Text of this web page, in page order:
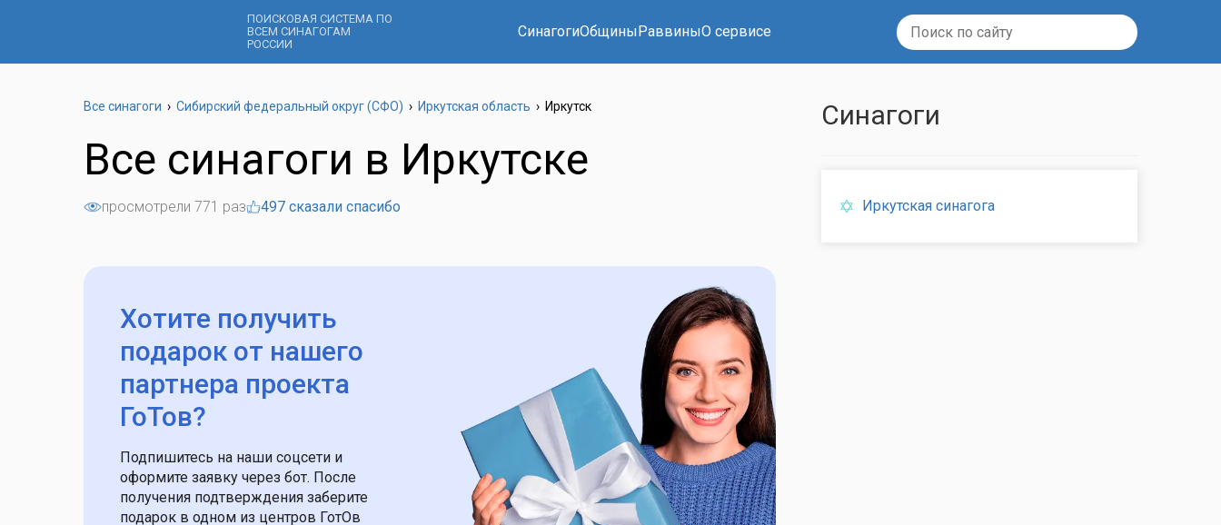
ПОИСКОВАЯ СИСТЕМА ПО
ВСЕМ СИНАГОГАМ
РОССИИ
СинагогиОбщиныРаввиныО сервисе
Все синагоги › Сибирский федеральный округ (СФО) › Иркутская область › Иркутск
Все синагоги в Иркутске
просмотрели 771 раз 497 сказали спасибо
Хотите получить
подарок от нашего
партнера проекта
ГоТов?
Подпишитесь на наши соцсети и
оформите заявку через бот. После
получения подтверждения заберите
подарок в одном из центров ГотОв
Синагоги
Иркутская синагога